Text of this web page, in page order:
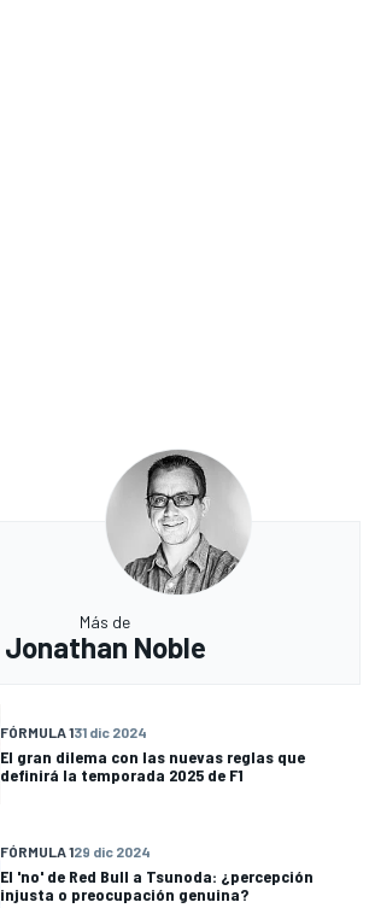
Más de
Jonathan Noble
FÓRMULA 131 dic 2024
El gran dilema con las nuevas reglas que
definirá la temporada 2025 de F1
FÓRMULA 129 dic 2024
El 'no' de Red Bull a Tsunoda: ¿percepción
injusta o preocupación genuina?